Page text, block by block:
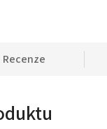
Recenze